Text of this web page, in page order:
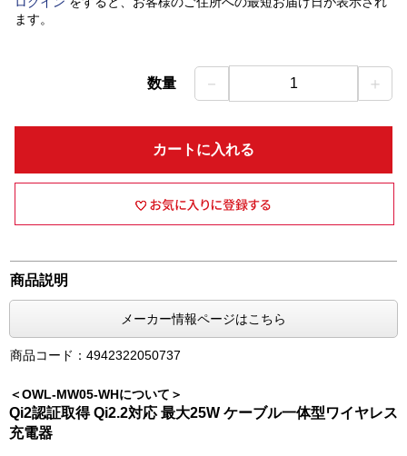
ます。
数量 － 1 ＋
カートに入れる
商品説明
メーカー情報ページはこちら
商品コード：4942322050737
＜OWL-MW05-WHについて＞
Qi2認証取得 Qi2.2対応 最大25W ケーブル一体型ワイヤレス
充電器